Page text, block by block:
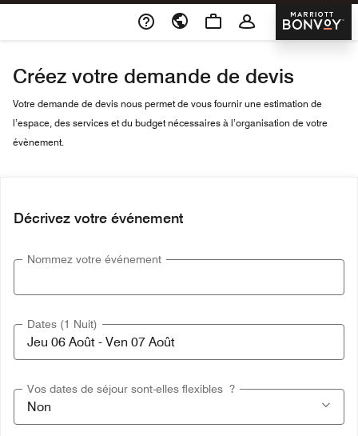
Skip To Content
Marriott
Créez votre demande de devis
Votre demande de devis nous permet de vous fournir une estimation de
l’espace, des services et du budget nécessaires à l’organisation de votre
évènement.
Décrivez votre événement
Nommez votre événement
Dates (1 Nuit)
Vos dates de séjour sont-elles flexibles ?